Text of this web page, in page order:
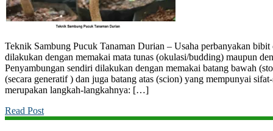
Teknik Sambung Pucuk Tanaman Durian – Usaha perbanyakan
dilakukan dengan memakai mata tunas (okulasi/budding) maupun
Penyambungan sendiri dilakukan dengan memakai batang bawah
(secara generatif ) dan juga batang atas (scion) yang mempunyai
merupakan langkah-langkahnya: […]
Read Post